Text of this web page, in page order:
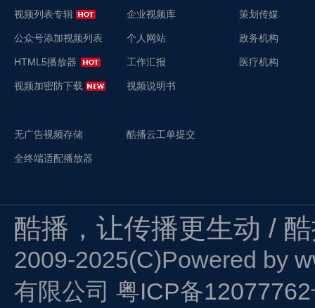
视频列表专辑
公众号添加视频列表
HTML5播放器
视频加密防下载
无广告视频存储
全终端适配播放器
企业视频库
个人网站
工作汇报
视频说明书
酷播云工单提交
策划传媒
政务机构
医疗机构
酷播，让传播更生动 /
2009-2025(C)Powered by
有限公司 粤ICP备